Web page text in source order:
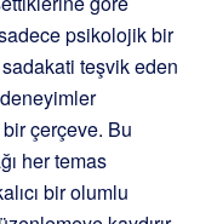
psikolojik bir
teşvik eden
çerçeve. Bu
her temas
bir olumlu